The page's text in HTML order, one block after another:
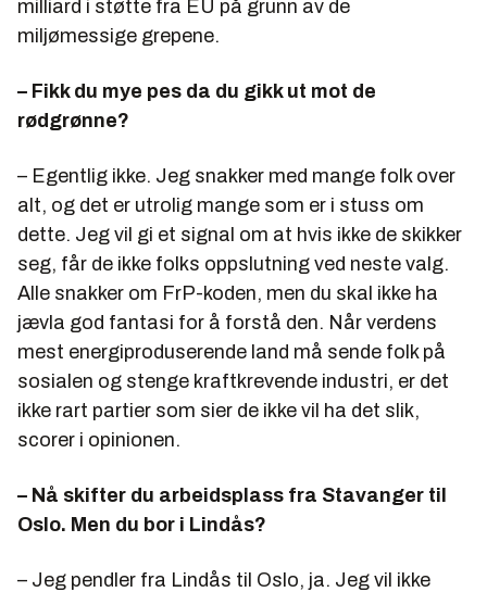
milliard i støtte fra EU på grunn av de
miljømessige grepene.
– Fikk du mye pes da du gikk ut mot de
rødgrønne?
– Egentlig ikke. Jeg snakker med mange folk over
alt, og det er utrolig mange som er i stuss om
dette. Jeg vil gi et signal om at hvis ikke de skikker
seg, får de ikke folks oppslutning ved neste valg.
Alle snakker om FrP-koden, men du skal ikke ha
jævla god fantasi for å forstå den. Når verdens
mest energiproduserende land må sende folk på
sosialen og stenge kraftkrevende industri, er det
ikke rart partier som sier de ikke vil ha det slik,
scorer i opinionen.
– Nå skifter du arbeidsplass fra Stavanger til
Oslo. Men du bor i Lindås?
– Jeg pendler fra Lindås til Oslo, ja. Jeg vil ikke